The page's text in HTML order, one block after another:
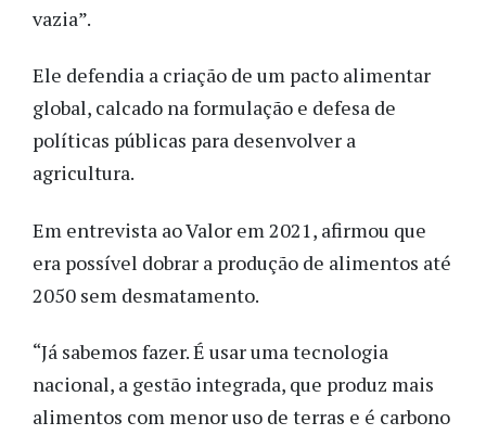
vazia”.
Ele defendia a criação de um pacto alimentar
global, calcado na formulação e defesa de
políticas públicas para desenvolver a
agricultura.
Em entrevista ao Valor em 2021, afirmou que
era possível dobrar a produção de alimentos até
2050 sem desmatamento.
“Já sabemos fazer. É usar uma tecnologia
nacional, a gestão integrada, que produz mais
alimentos com menor uso de terras e é carbono